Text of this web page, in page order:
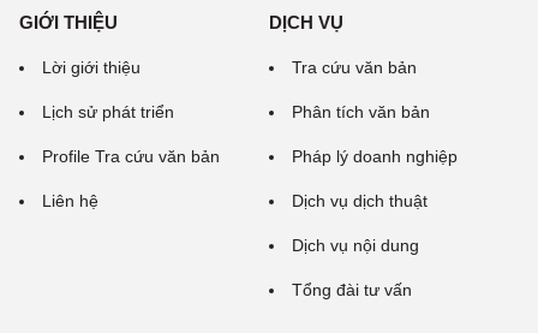
GIỚI THIỆU
Lời giới thiệu
Lịch sử phát triển
Profile Tra cứu văn bản
Liên hệ
DỊCH VỤ
Tra cứu văn bản
Phân tích văn bản
Pháp lý doanh nghiệp
Dịch vụ dịch thuật
Dịch vụ nội dung
Tổng đài tư vấn